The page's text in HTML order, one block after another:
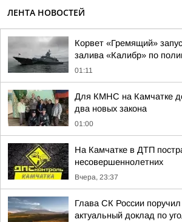
ЛЕНТА НОВОСТЕЙ
Корвет «Гремящий»
залива «Калибр» по
01:11
Для КМНС на Камчатке
два новых закона
01:00
На Камчатке в ДТП
несовершеннолетних
Вчера, 23:37
Глава СК России поручил
актуальный доклад по